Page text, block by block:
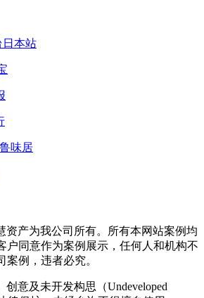
日本站
鲁味居
资产为我公司所有。所有本网站案例均
户同意作为案例展示，任何人和机构不
例，违者必究。
创意及未开发构思（Undeveloped